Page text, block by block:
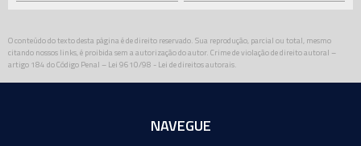
O conteúdo do texto desta página é de direito reservado. Sua reprodução, parcial ou total, mesmo
citando nossos links, é proibida sem a autorização do autor. Crime de violação de direito autoral –
artigo 184 do Código Penal – Lei 9610/98 - Lei de direitos autorais.
NAVEGUE